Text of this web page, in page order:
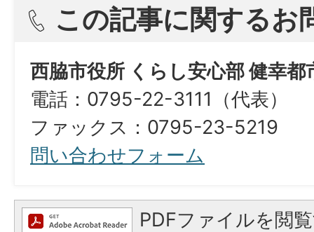
この記事に関するお
西脇市役所 くらし安心部 健幸都
電話：0795-22-3111（代表）
​​​​​​​ファックス：0795-23-5219
問い合わせフォーム
PDFファイルを閲